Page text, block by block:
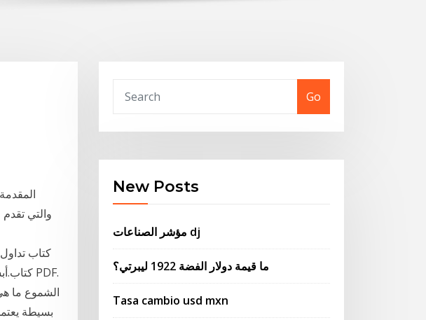
Go
New Posts
مؤشر الصناعات dj
ما قيمة دولار الفضة 1922 ليبرتي؟
Tasa cambio usd mxn